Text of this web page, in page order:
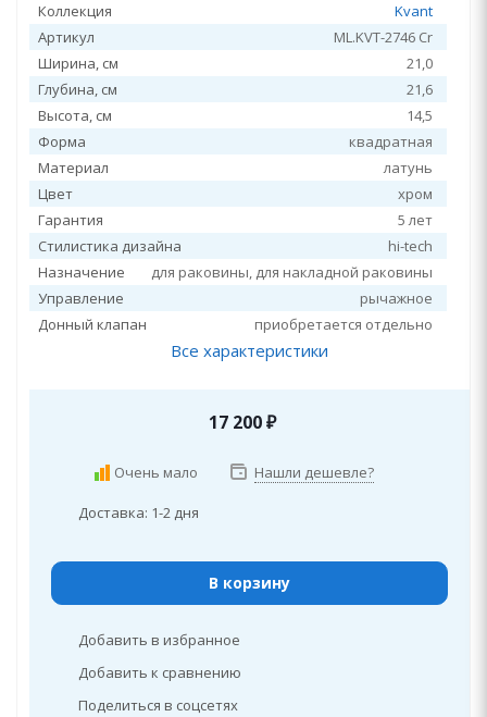
Коллекция
Kvant
Артикул
ML.KVT-2746 Cr
Ширина, см
21,0
Глубина, см
21,6
Высота, см
14,5
Форма
квадратная
Материал
латунь
Цвет
хром
Гарантия
5 лет
Стилистика дизайна
hi-tech
Назначение
для раковины, для накладной раковины
Управление
рычажное
Донный клапан
приобретается отдельно
Все характеристики
17 200₽
Очень мало Нашли дешевле?
Доставка: 1-2 дня
В корзину
Добавить в избранное
Добавить к сравнению
Поделиться в соцсетях